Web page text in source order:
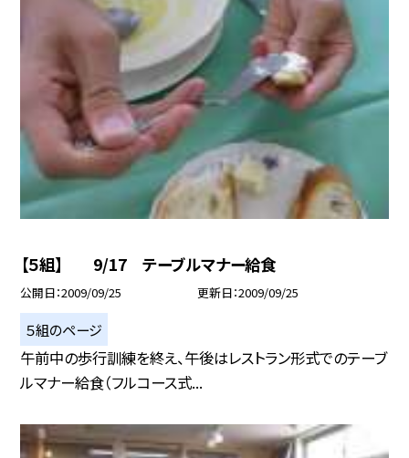
【５組】 9/17 テーブルマナー給食
公開日 2009/09/25 更新日 2009/09/25
５組のページ
午前中の歩行訓練を終え、午後はレストラン形式でのテーブ
ルマナー給食（フルコース式...